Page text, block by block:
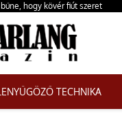
hogy kövér fiút szeret
TECHNIKA